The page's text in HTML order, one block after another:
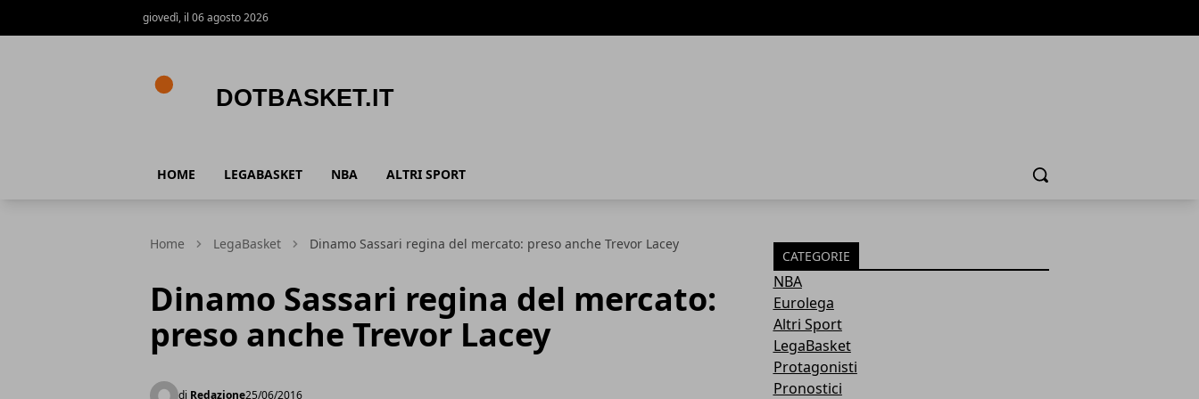
giovedì, il 06 agosto 2026
HOME LEGABASKET NBA ALTRI SPORT Cerca
Home LegaBasket Dinamo Sassari regina del mercato: preso anche Trevor Lacey
Dinamo Sassari regina del mercato:
preso anche Trevor Lacey
di Redazione25/06/2016
CATEGORIE
NBA
Eurolega
Altri Sport
LegaBasket
Protagonisti
Pronostici